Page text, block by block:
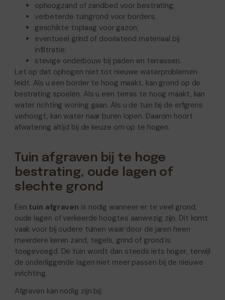
ophoogzand of zandbed voor bestrating;
verbeterde tuingrond voor borders;
geschikte toplaag voor gazon;
eventueel grind of doorlatend materiaal bij
infiltratie;
stevige onderbouw bij paden en terrassen.
Let op dat ophogen niet tot nieuwe waterproblemen
leidt. Als u een border te hoog maakt, kan grond op de
bestrating spoelen. Als u een terras te hoog maakt, kan
water richting woning gaan. Als u de tuin bij de erfgrens
verhoogt, kan water naar buren lopen. Daarom hoort
afwatering altijd bij de keuze om op te hogen.
Tuin afgraven bij te hoge
bestrating, oude lagen of
slechte grond
Een tuin afgraven is nodig wanneer er te veel grond,
oude lagen of verkeerde hoogtes aanwezig zijn. Dit komt
vaak voor bij oudere tuinen waar door de jaren heen
meerdere keren zand, tegels, grind of grond is
toegevoegd. De tuin wordt dan steeds iets hoger, terwijl
de onderliggende lagen niet meer passen bij de nieuwe
inrichting.
Afgraven kan nodig zijn bij: